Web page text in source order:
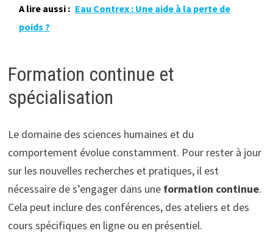
A lire aussi : Eau Contrex : Une aide à la perte de
poids ?
Formation continue et
spécialisation
Le domaine des sciences humaines et du
comportement évolue constamment. Pour rester à jour
sur les nouvelles recherches et pratiques, il est
nécessaire de s’engager dans une formation continue.
Cela peut inclure des conférences, des ateliers et des
cours spécifiques en ligne ou en présentiel.